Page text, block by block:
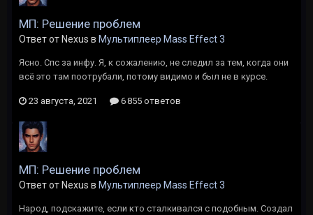
МП: Решение проблем
Ответ от Nexus в Мультиплеер Mass Effect 3
Ясно. Спс за инфу. Я, к сожалению, не следил за тем, когда они
всё это там поотрубали, потому видимо и был не в курсе.
23 августа, 2021 6 855 ответов
МП: Решение проблем
Ответ от Nexus в Мультиплеер Mass Effect 3
Народ, подскажите, если кто сталкивался с подобным. Создал